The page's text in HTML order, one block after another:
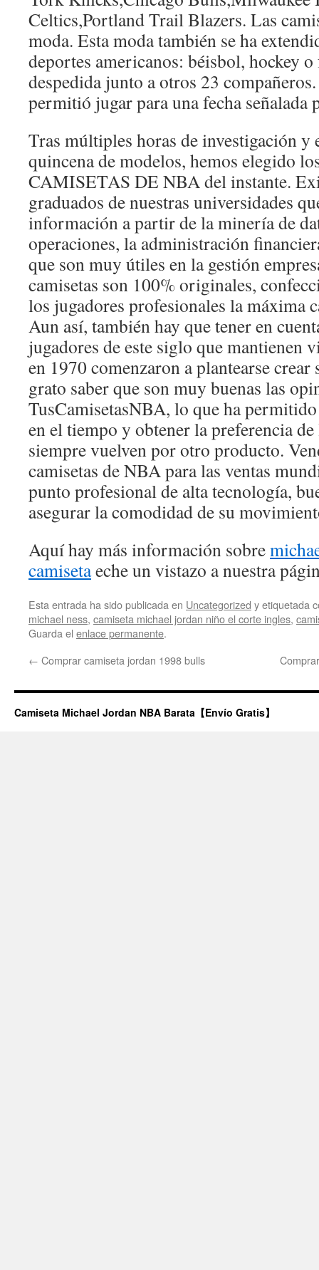
Celtics,Portland Trail Blazers. Las
moda. Esta moda también se ha
deportes americanos: béisbol, hockey
despedida junto a otros 23
permitió jugar para una fecha señalada
Tras múltiples horas de investigación y
quincena de modelos, hemos elegido
CAMISETAS DE NBA del instante.
graduados de nuestras universidades
información a partir de la minería de
operaciones, la administración
que son muy útiles en la gestión
camisetas son 100% originales,
los jugadores profesionales la máxima
Aun así, también hay que tener en
jugadores de este siglo que mantienen
en 1970 comenzaron a plantearse
grato saber que son muy buenas las
TusCamisetasNBA, lo que ha
en el tiempo y obtener la preferencia
siempre vuelven por otro producto.
camisetas de NBA para las ventas
punto profesional de alta tecnología,
asegurar la comodidad de su
Aquí hay más información sobre
camisetaeche un vistazo a nuestra
Esta entrada ha sido publicada en Uncategorized y etiquetada
michael ness, camiseta michael jordan niño el corte ingles,
Guarda el enlace permanente.
← Comprar camiseta jordan 1998 bulls
Camiseta Michael Jordan NBA Barata【Envío Gratis】